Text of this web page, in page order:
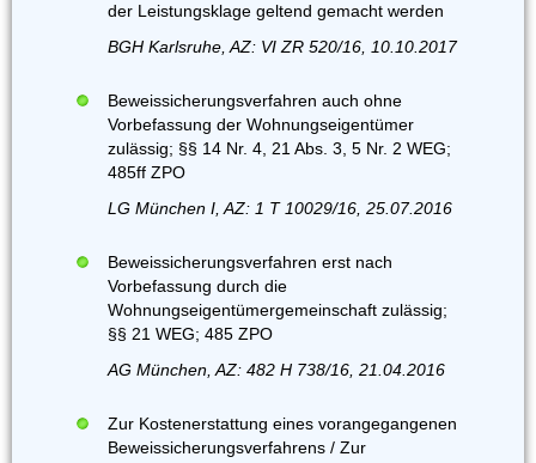
der Leistungsklage geltend gemacht werden
BGH Karlsruhe, AZ: VI ZR 520/16, 10.10.2017
Beweissicherungsverfahren auch ohne
Vorbefassung der Wohnungseigentümer
zulässig; §§ 14 Nr. 4, 21 Abs. 3, 5 Nr. 2 WEG;
485ff ZPO
LG München I, AZ: 1 T 10029/16, 25.07.2016
Beweissicherungsverfahren erst nach
Vorbefassung durch die
Wohnungseigentümergemeinschaft zulässig;
§§ 21 WEG; 485 ZPO
AG München, AZ: 482 H 738/16, 21.04.2016
Zur Kostenerstattung eines vorangegangenen
Beweissicherungsverfahrens / Zur